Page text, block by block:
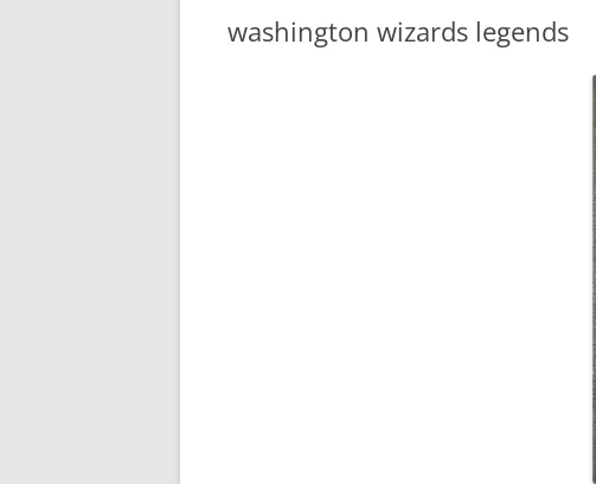
washington wizards legends